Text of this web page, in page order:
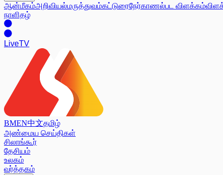
ஆன்மீகம்அறிவியல்மருத்துவம்கட்டுரைநேர்காணல்பட விளக்கம்
நாளிதழ்
LiveTV
BMEN中文தமிழ்
அண்மைய செய்திகள்
சிலாங்கூர்
தேசியம்
உலகம்
வர்த்தகம்